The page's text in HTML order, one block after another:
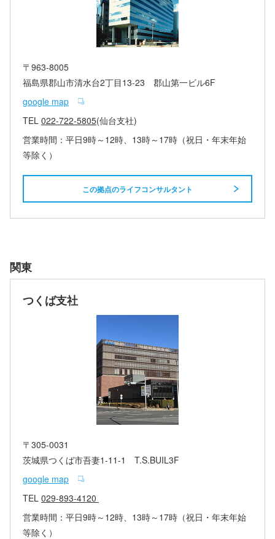
〒963-8005
福島県郡山市清水台2丁目13-23 郡山第一ビル6F
google map
TEL 022-722-5805(仙台支社)
営業時間：平日9時～12時、13時～17時（祝日・年末年始
等除く）
この拠点のライフコンサルタント
関東
つくば支社
〒305-0031
茨城県つくば市吾妻1-11-1 T.S.BUIL3F
google map
TEL 029-893-4120
営業時間：平日9時～12時、13時～17時（祝日・年末年始
等除く）